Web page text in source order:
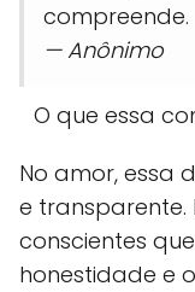
compreende.
— Anônimo
O que essa
No amor, essa
e transparente.
conscientes
honestidade e